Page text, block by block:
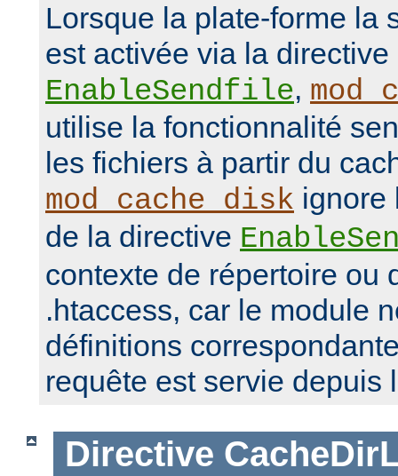
Lorsque la plate-forme la
est activée via la directive
EnableSendfile,
utilise la fonctionnalité
les fichiers à partir du
mod_cache_disk ignore
de la directive
contexte de répertoire ou
.htaccess, car le module
définitions
requête est servie depuis
Directive